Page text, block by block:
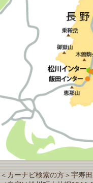
＜カーナビ検索の方＞宇